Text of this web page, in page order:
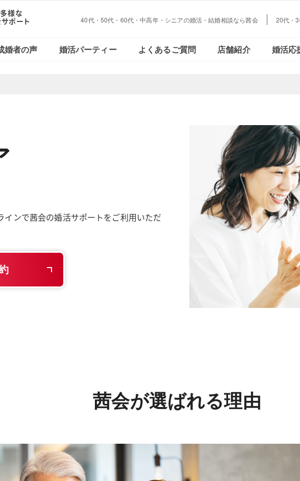
様な
ポート
40代・50代・60代・中高年・シニアの婚活・結婚相談なら茜会 20代・
婚者の声 婚活パーティー よくあるご質問 店舗紹介 婚活応
インで茜会の婚活サポートをご利用いただ
茜会が選ばれる理由